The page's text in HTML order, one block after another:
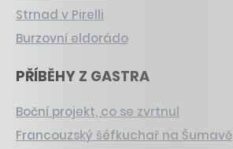
Strnad v Pirelli
Burzovní eldorádo
PŘÍBĚHY Z GASTRA
Boční projekt, co se zvrtnul
Francouzský šéfkuchař na Šumavě